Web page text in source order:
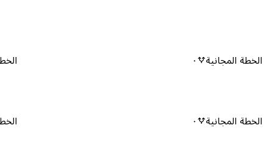
الخطة المجانية ٠
الخطة المجانية ٠